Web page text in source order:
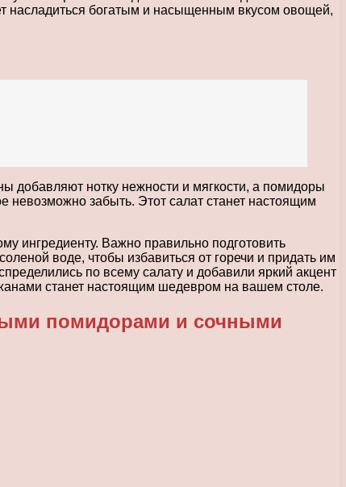
насладиться богатым и насыщенным вкусом овощей,
добавляют нотку нежности и мягкости, а помидоры
невозможно забыть. Этот салат станет настоящим
ингредиенту. Важно правильно подготовить
воде, чтобы избавиться от горечи и придать им
по всему салату и добавили яркий акцент
станет настоящим шедевром на вашем столе.
помидорами и сочными